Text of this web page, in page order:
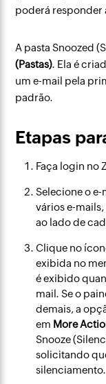
poderá responder
A pasta Snoozed
(Pastas). Ela é
um e-mail pela
padrão.
Etapas
Faça login no
Selecione o
vários e-
ao lado de
Clique no
exibida no
é exibido
mail. Se o
demais, a
em More
Snooze
solicitando
silenciamento.